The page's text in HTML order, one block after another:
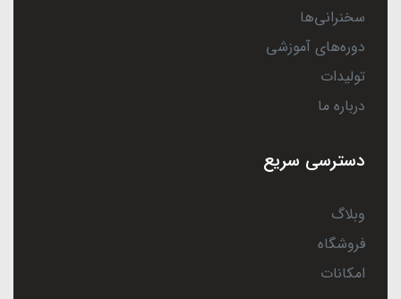
سخنرانی‌ها
دوره‌های آموزشی
تولیدات
درباره ما
دسترسی سریع
وبلاگ
فروشگاه
امکانات